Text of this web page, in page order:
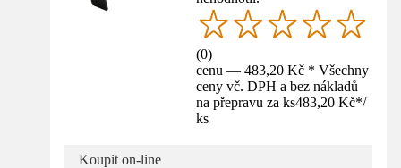
(0)
cenu — 483,20 Kč * Všechny
ceny vč. DPH a bez nákladů
na přepravu za ks483,20 Kč*/
ks
Koupit on-line